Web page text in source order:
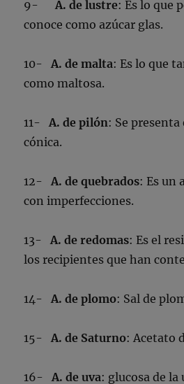
9-A. de lustre: Es lo que
conoce como azúcar glas.
10-A. de malta: Es lo que
como maltosa.
11-A. de pilón: Se
cónica.
12-A. de quebrados: Es un
con imperfecciones.
13-A. de redomas: Es el
los recipientes que han
14-A. de plomo: Sal de
15-A. de Saturno: Acetato
16-A. de uva: glucosa de la